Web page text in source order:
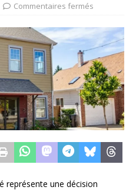
Commentaires fermés
représente une décision